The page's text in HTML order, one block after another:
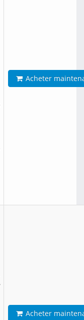
Acheter
Acheter